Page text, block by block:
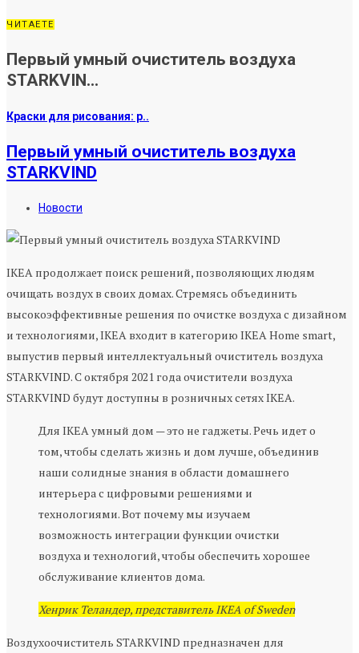
ЧИТАЕТЕ
Первый умный очиститель воздуха
STARKVIN...
Краски для рисования: р..
Первый умный очиститель воздуха
STARKVIND
Новости
IKEA продолжает поиск решений, позволяющих людям
очищать воздух в своих домах. Стремясь объединить
высокоэффективные решения по очистке воздуха с дизайном
и технологиями, IKEA входит в категорию IKEA Home smart,
выпустив первый интеллектуальный очиститель воздуха
STARKVIND. С октября 2021 года очистители воздуха
STARKVIND будут доступны в розничных сетях IKEA.
Для IKEA умный дом — это не гаджеты. Речь идет о
том, чтобы сделать жизнь и дом лучше, объединив
наши солидные знания в области домашнего
интерьера с цифровыми решениями и
технологиями. Вот почему мы изучаем
возможность интеграции функции очистки
воздуха и технологий, чтобы обеспечить хорошее
обслуживание клиентов дома.
Хенрик Теландер, представитель IKEA of Sweden
Воздухоочиститель STARKVIND предназначен для